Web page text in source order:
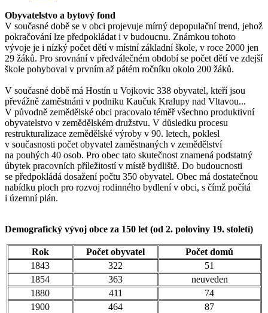
Obyvatelstvo a bytový fond
V současné době se v obci projevuje mírný depopulační trend, jehož
pokračování lze předpokládat i v budoucnu. Známkou tohoto
vývoje je i nízký počet dětí v místní základní škole, v roce 2000 jen
29 žáků. Pro srovnání v předválečném období se počet dětí ve zdejší
škole pohyboval v prvním až pátém ročníku okolo 200 žáků.
V současné době má Hostín u Vojkovic 338 obyvatel, kteří jsou
převážně zaměstnáni v podniku Kaučuk Kralupy nad Vltavou...
V původně zemědělské obci pracovalo téměř všechno produktivní
obyvatelstvo v zemědělském družstvu. V důsledku procesu
restrukturalizace zemědělské výroby v 90. letech, poklesl
v současnosti počet obyvatel zaměstnaných v zemědělství
na pouhých 40 osob. Pro obec tato skutečnost znamená podstatný
úbytek pracovních příležitostí v místě bydliště. Do budoucnosti
se předpokládá dosažení počtu 350 obyvatel. Obec má dostatečnou
nabídku ploch pro rozvoj rodinného bydlení v obci, s čímž počítá
i územní plán.
Demografický vývoj obce za 150 let (od 2. poloviny 19. století)
Rok Počet obyvatel
Počet domů
1843
322
51
1854
363
neuveden
1880
411
74
1900
464
87